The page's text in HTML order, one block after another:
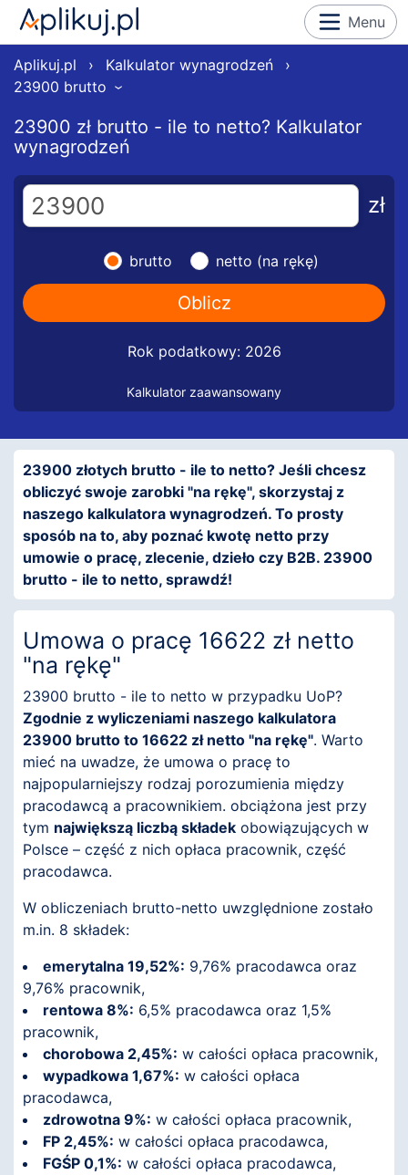
Menu
Aplikuj.pl › Kalkulator wynagrodzeń
›
23900 brutto
›
23900 zł brutto - ile to netto? Kalkulator
wynagrodzeń
zł
brutto netto (na rękę)
Rok podatkowy: 2026
Kalkulator zaawansowany
23900 złotych brutto - ile to netto? Jeśli chcesz
obliczyć swoje zarobki "na rękę", skorzystaj z
naszego kalkulatora wynagrodzeń. To prosty
sposób na to, aby poznać kwotę netto przy
umowie o pracę, zlecenie, dzieło czy B2B. 23900
brutto - ile to netto, sprawdź!
Umowa o pracę 16622 zł netto
"na rękę"
23900 brutto - ile to netto w przypadku UoP?
Zgodnie z wyliczeniami naszego kalkulatora
23900 brutto to 16622 zł netto "na rękę". Warto
mieć na uwadze, że umowa o pracę to
najpopularniejszy rodzaj porozumienia między
pracodawcą a pracownikiem. obciążona jest przy
tym największą liczbą składek obowiązujących w
Polsce – część z nich opłaca pracownik, część
pracodawca.
W obliczeniach brutto-netto uwzględnione zostało
m.in. 8 składek:
emerytalna 19,52%: 9,76% pracodawca oraz
9,76% pracownik,
rentowa 8%: 6,5% pracodawca oraz 1,5%
pracownik,
chorobowa 2,45%: w całości opłaca pracownik,
wypadkowa 1,67%: w całości opłaca
pracodawca,
zdrowotna 9%: w całości opłaca pracownik,
FP 2,45%: w całości opłaca pracodawca,
FGŚP 0,1%: w całości opłaca pracodawca,